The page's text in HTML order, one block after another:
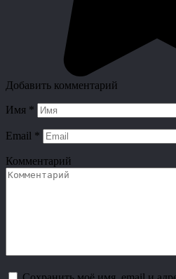
Добавить комментарий
Имя *
Email *
Комментарий